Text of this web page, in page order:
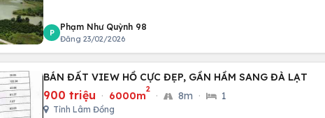
P
Phạm Như Quỳnh 98
Đăng 23/02/2026
BÁN ĐẤT VIEW HỒ CỰC ĐẸP, GẦN HẦM SANG ĐÀ LẠT
900 triệu · 6000m
2
· 8m · 1
Tỉnh Lâm Đồng